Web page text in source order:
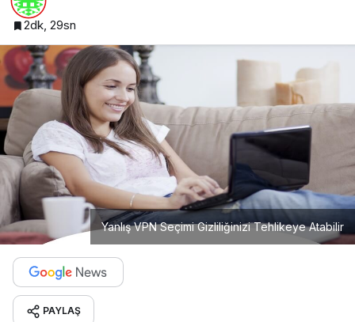
2dk, 29sn
Yanlış VPN Seçimi Gizliliğinizi Tehlikeye Atabilir
PAYLAŞ